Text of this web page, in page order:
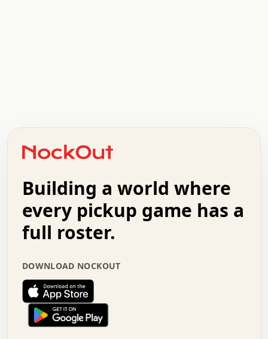
+   .   .   .   .   .   .   .   .   .   +   .   .
.   .   .   .   .   .   .   .   .   .   .   :   .
.   .   .   .   +   .   .   .   .   .   .   .   +
.   :   .   .   .   .   .   .   .   .   o   .   .
.   .   x   .   .   .   .   .   .   :   .   .   o
.   .   .   .   :   .   .   .   .   o   .   .   .
.   .   .   .   .   .   .   :   .   .   .   .   .
.   .   .   .   .   .   .   +   .   .   x   .   .
.   .   .   .   .   :   +   .   .   .   .   .   o
.   .   .   .   .   .   .   .   .   .   .   .   .
.   .   :   o   .   .   .   .   .   .   .   +   .
.   o   .   .   .   .   x   .   .   .   .   .   .
Building a world where
every pickup game has a
full roster.
DOWNLOAD NOCKOUT